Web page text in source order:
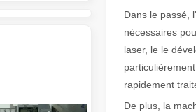
Dans le passé,
nécessaires
laser, le le
rapidement
De plus, la